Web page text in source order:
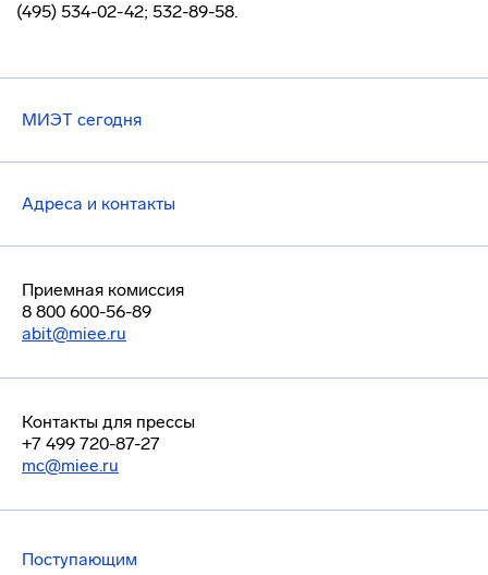
(495) 534-02-42; 532-89-58.
МИЭТ сегодня
Адреса и контакты
Приемная комиссия
8 800 600-56-89
abit@miee.ru
Контакты для прессы
+7 499 720-87-27
mc@miee.ru
Поступающим